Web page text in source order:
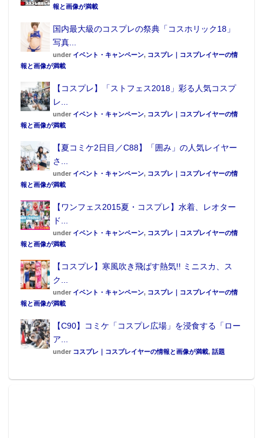
報と画像が満載
国内最大級のコスプレの祭典「コスホリック18」
写真...
under イベント・キャンペーン, コスプレ｜コスプレイヤーの情
報と画像が満載
【コスプレ】「ストフェス2018」彩る人気コスプ
レ...
under イベント・キャンペーン, コスプレ｜コスプレイヤーの情
報と画像が満載
【夏コミケ2日目／C88】「囲み」の人気レイヤー
さ...
under イベント・キャンペーン, コスプレ｜コスプレイヤーの情
報と画像が満載
【ワンフェス2015夏・コスプレ】水着、レオター
ド...
under イベント・キャンペーン, コスプレ｜コスプレイヤーの情
報と画像が満載
【コスプレ】寒風吹き飛ばす熱気!! ミニスカ、ス
ク...
under イベント・キャンペーン, コスプレ｜コスプレイヤーの情
報と画像が満載
【C90】コミケ「コスプレ広場」を浸食する「ロー
ア...
under コスプレ｜コスプレイヤーの情報と画像が満載, 話題